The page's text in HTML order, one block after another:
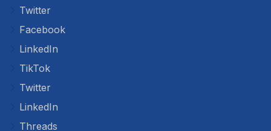
Twitter
Facebook
LinkedIn
TikTok
Twitter
LinkedIn
Threads